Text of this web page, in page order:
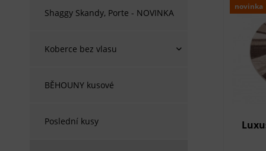
Shaggy Skandy, Porte - NOVINKA
Koberce bez vlasu
BĚHOUNY kusové
Poslední kusy
novinka